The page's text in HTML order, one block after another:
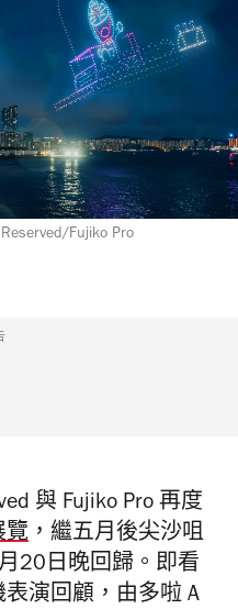
Fujiko Pro
與 Fujiko Pro 再度
覽 ，繼五月後尖沙咀
20日晚回歸。即看
演回顧，由多啦 A